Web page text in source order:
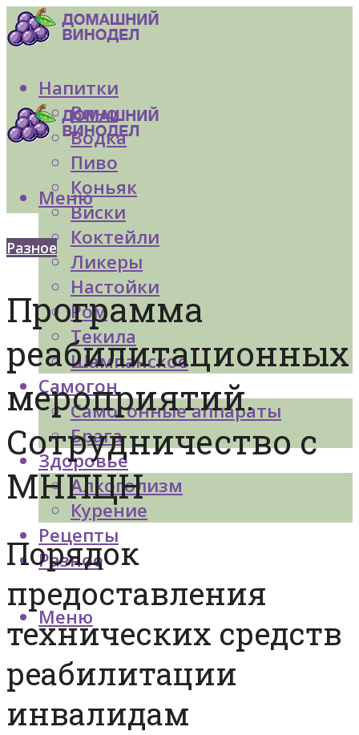
Напитки
Вино
Водка
Пиво
Коньяк
Виски
Коктейли
Ликеры
Настойки
Ром
Текила
Шампанское
Самогон
Самогонные аппараты
Брага
Здоровье
Алкоголизм
Курение
Рецепты
Разное
Меню
Меню
Разное
Программа
реабилитационных
мероприятий.
Сотрудничество с
МНПЦН
Порядок
предоставления
технических средств
реабилитации
инвалидам